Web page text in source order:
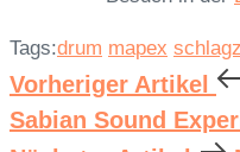
Tags:drum mapex
Vorheriger Artikel
Sabian Sound